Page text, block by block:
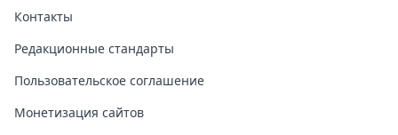
Контакты
Редакционные стандарты
Пользовательское соглашение
Монетизация сайтов